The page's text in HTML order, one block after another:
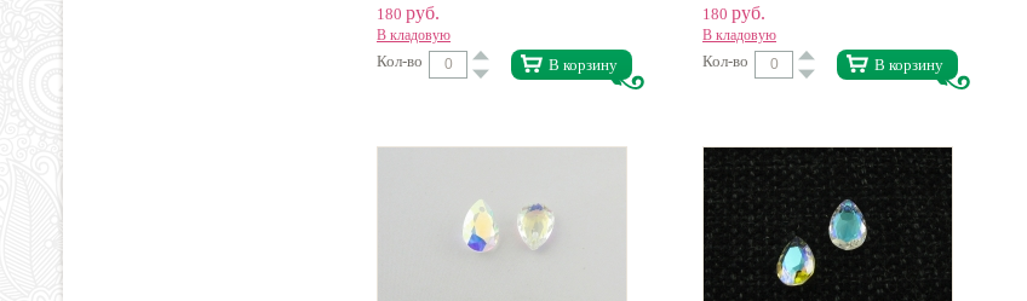
180 руб.
В кладовую
Кол-во В корзину
180 руб.
В кладовую
Кол-во В корзину